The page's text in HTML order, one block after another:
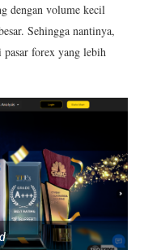
dengan volume kecil
Sehingga nantinya,
forex yang lebih